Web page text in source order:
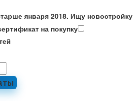
января 2018. Ищу новостройку
на покупку